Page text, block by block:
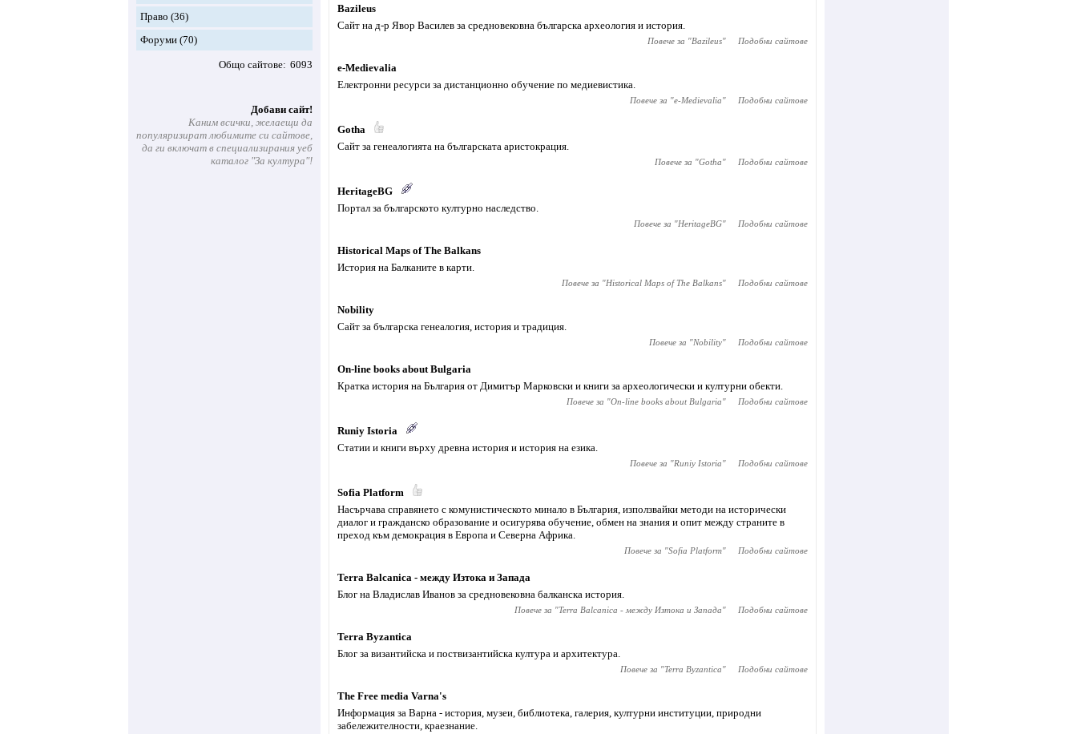
Право (36)
Форуми (70)
Общо сайтове 6093
Добави сайт!
Каним всички, желаещи да
популяризират любимите си сайтове,
да ги включат в специализирания уеб
каталог "За култура"!
Bazileus
Сайт на д-р Явор Василев за средновековна българска археология и история.
Повече за "Bazileus" Подобни сайтове
e-Medievalia
Електронни ресурси за дистанционно обучение по медиевистика.
Повече за "e-Medievalia" Подобни сайтове
Gotha
Сайт за генеалогията на българската аристокрация.
Повече за "Gotha" Подобни сайтове
HeritageBG
Портал за българското културно наследство.
Повече за "HeritageBG" Подобни сайтове
Historical Maps of The Balkans
История на Балканите в карти.
Повече за "Historical Maps of The Balkans" Подобни сайтове
Nobility
Сайт за българска генеалогия, история и традиция.
Повече за "Nobility" Подобни сайтове
On-line books about Bulgaria
Кратка история на България от Димитър Марковски и книги за археологически и културни обекти.
Повече за "On-line books about Bulgaria" Подобни сайтове
Runiy Istoria
Статии и книги върху древна история и история на езика.
Повече за "Runiy Istoria" Подобни сайтове
Sofia Platform
Насърчава справянето с комунистическото минало в България, използвайки методи на исторически
диалог и гражданско образование и осигурява обучение, обмен на знания и опит между страните в
преход към демокрация в Европа и Северна Африка.
Повече за "Sofia Platform" Подобни сайтове
Terra Balcanica - между Изтока и Запада
Блог на Владислав Иванов за средновековна балканска история.
Повече за "Terra Balcanica - между Изтока и Запада" Подобни сайтове
Terra Byzantica
Блог за византийска и поствизантийска култура и архитектура.
Повече за "Terra Byzantica" Подобни сайтове
The Free media Varna's
Информация за Варна - история, музеи, библиотека, галерия, културни институции, природни
забележителности, краезнание.